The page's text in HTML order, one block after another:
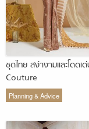
ชุดไทย สง่างามและโดด
Couture
Planning & Advice